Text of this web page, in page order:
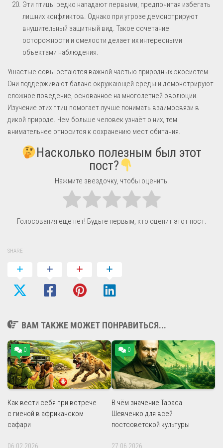
Эти птицы редко нападают первыми, предпочитая избегать
лишних конфликтов. Однако при угрозе демонстрируют
внушительный защитный вид. Такое сочетание
осторожности и смелости делает их интересными
объектами наблюдения.
Ушастые совы остаются важной частью природных экосистем.
Они поддерживают баланс окружающей среды и демонстрируют
сложное поведение, основанное на многолетней эволюции.
Изучение этих птиц помогает лучше понимать взаимосвязи в
дикой природе. Чем больше человек узнаёт о них, тем
внимательнее относится к сохранению мест обитания.
Насколько полезным был этот
пост?
Нажмите звездочку, чтобы оценить!
Голосования еще нет! Будьте первым, кто оценит этот пост.
SHARE
ВАМ ТАКЖЕ МОЖЕТ ПОНРАВИТЬСЯ...
0
Как вести себя при встрече
с гиеной в африканском
сафари
06.02.2026
0
В чём значение Тараса
Шевченко для всей
постсоветской культуры
27.06.2026